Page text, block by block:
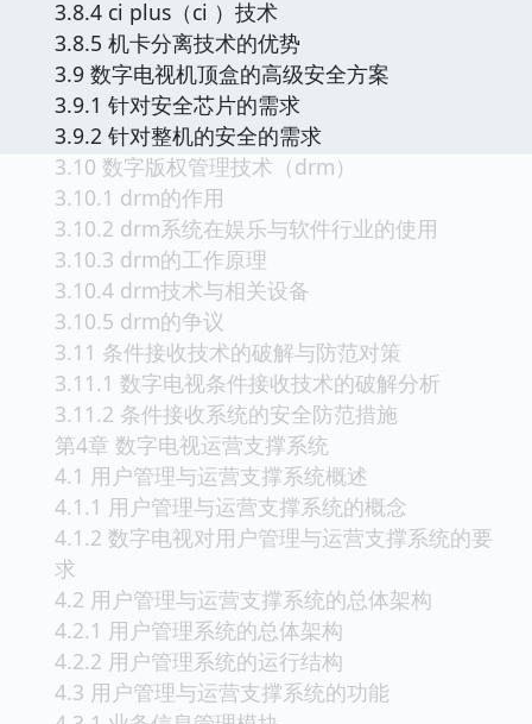
3.8.4 ci plus（ci ）技术
3.8.5 机卡分离技术的优势
3.9 数字电视机顶盒的高级安全方案
3.9.1 针对安全芯片的需求
3.9.2 针对整机的安全的需求
3.10 数字版权管理技术（drm）
3.10.1 drm的作用
3.10.2 drm系统在娱乐与软件行业的使用
3.10.3 drm的工作原理
3.10.4 drm技术与相关设备
3.10.5 drm的争议
3.11 条件接收技术的破解与防范对策
3.11.1 数字电视条件接收技术的破解分析
3.11.2 条件接收系统的安全防范措施
第4章 数字电视运营支撑系统
4.1 用户管理与运营支撑系统概述
4.1.1 用户管理与运营支撑系统的概念
4.1.2 数字电视对用户管理与运营支撑系统的要
求
4.2 用户管理与运营支撑系统的总体架构
4.2.1 用户管理系统的总体架构
4.2.2 用户管理系统的运行结构
4.3 用户管理与运营支撑系统的功能